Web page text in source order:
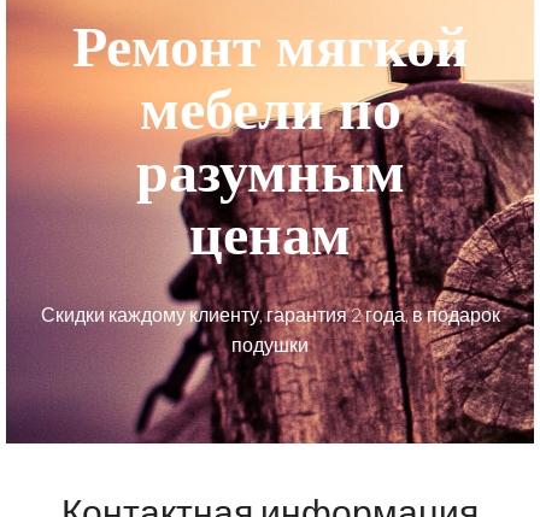
Ремонт мягкой
мебели по
разумным
ценам
Скидки каждому клиенту, гарантия 2 года, в подарок
подушки